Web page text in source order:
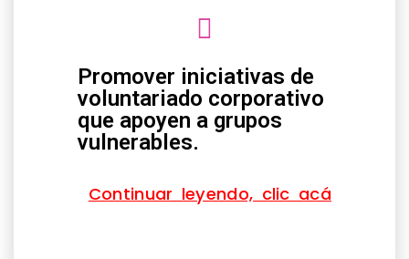
Promover iniciativas de
voluntariado corporativo
que apoyen a grupos
vulnerables.
Continuar leyendo, clic acá